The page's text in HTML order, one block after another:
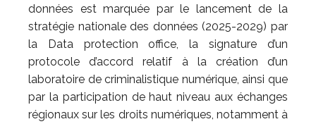
données est marquée par le lancement de la
stratégie nationale des données (2025-2029) par
la Data protection office, la signature d’un
protocole d’accord relatif à la création d’un
laboratoire de criminalistique numérique, ainsi que
par la participation de haut niveau aux échanges
régionaux sur les droits numériques, notamment à